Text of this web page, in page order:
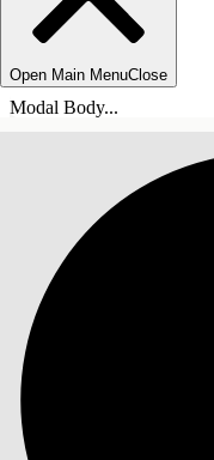
Open Main MenuClose
Modal Body...
目录